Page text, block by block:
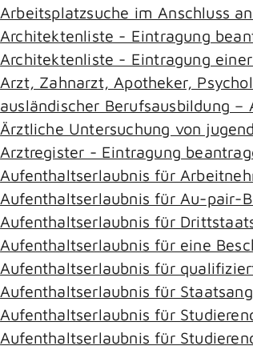
Arbeitsplatzsuche im Anschluss
Architektenliste - Eintragung
Architektenliste - Eintragung
Arzt, Zahnarzt, Apotheker,
ausländischer Berufsausbildung –
Ärztliche Untersuchung von
Arztregister - Eintragung
Aufenthaltserlaubnis für
Aufenthaltserlaubnis für Au-pair-
Aufenthaltserlaubnis für
Aufenthaltserlaubnis für eine
Aufenthaltserlaubnis für
Aufenthaltserlaubnis für
Aufenthaltserlaubnis für
Aufenthaltserlaubnis für